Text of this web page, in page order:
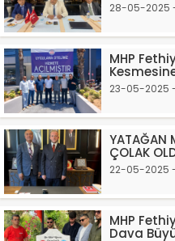
28-05-2025
MHP
23-05-2025
YATAĞAN
ÇOLAK
22-05-2025
MHP
Dava